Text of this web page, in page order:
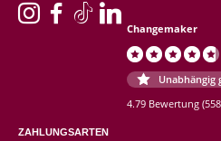
Changemaker
Unabhängig
4.79 Bewertung
ZAHLUNGSARTEN